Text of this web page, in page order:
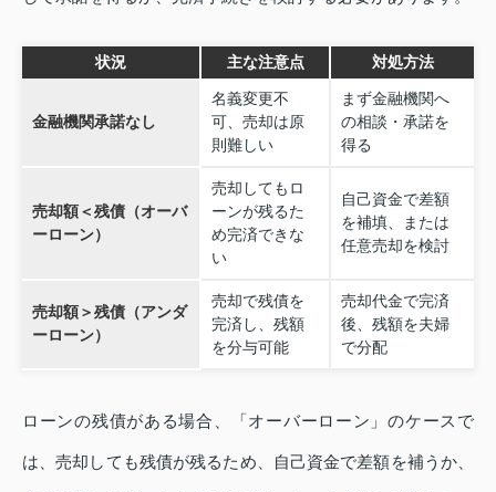
状況 主な注意点 対処方法
金融機関承諾なし
名義変更不
可、売却は原
則難しい
まず金融機関へ
の相談・承諾を
得る
売却額＜残債（オーバ
ーローン）
売却してもロ
ーンが残るた
め完済できな
い
自己資金で差額
を補填、または
任意売却を検討
売却額＞残債（アンダ
ーローン）
売却で残債を
完済し、残額
を分与可能
売却代金で完済
後、残額を夫婦
で分配
ローンの残債がある場合、「オーバーローン」のケースで
は、売却しても残債が残るため、自己資金で差額を補うか、